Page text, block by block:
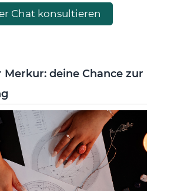
Chat konsultieren
deine Chance zur